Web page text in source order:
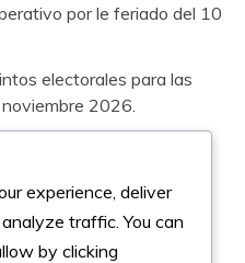
por le feriado del 10
electorales para las
2026.
experience, deliver
traffic. You can
by clicking